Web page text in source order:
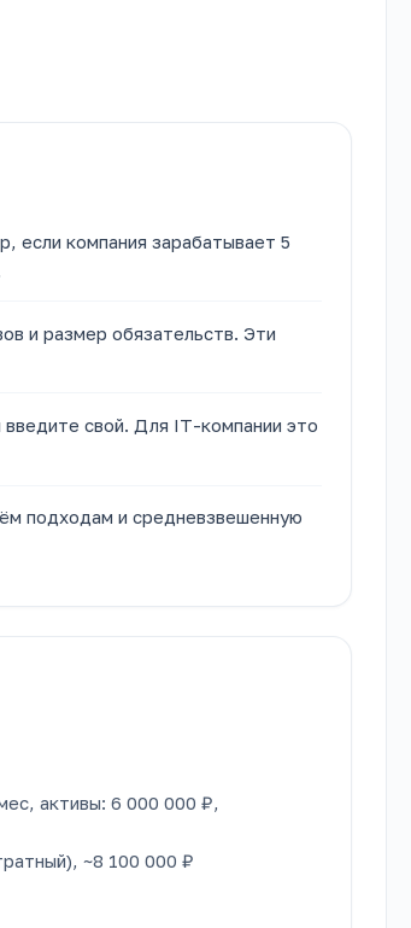
если компания зарабатывает 5
и размер обязательств. Эти
введите свой. Для IT-компании это
подходам и средневзвешенную
активы: 6 000 000 ₽,
~8 100 000 ₽